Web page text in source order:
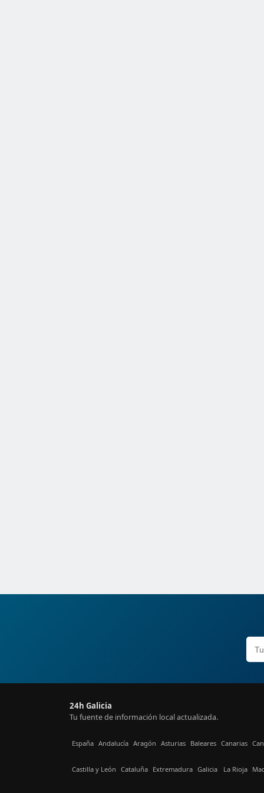
24h Galicia
Tu fuente de información local actualizada.
España Andalucía Aragón Asturias Baleares Canarias
Castilla y León Cataluña Extremadura Galicia La Rioja